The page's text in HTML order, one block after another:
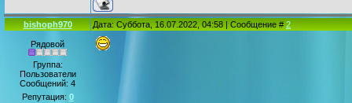
bishoph970 Дата: Суббота, 16.07.2022, 04:58 | Сообщение #2
Рядовой
Группа:
Пользователи
Сообщений: 4
Репутация: 0